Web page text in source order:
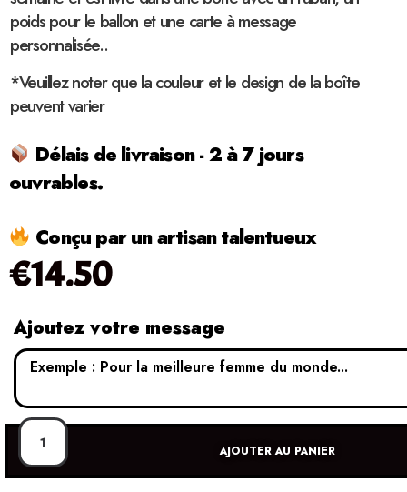
poids pour le ballon et une carte à message
personnalisée..
*Veuillez noter que la couleur et le design de la boîte
peuvent varier
Délais de livraison - 2 à 7 jours
ouvrables.
Conçu par un artisan talentueux
€14.50
Ajoutez votre message
AJOUTER AU PANIER